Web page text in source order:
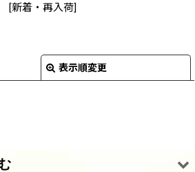
[新着・再入荷]
表示順変更